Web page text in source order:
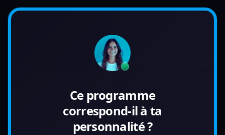
Ce programme
correspond-il à ta
personnalité ?